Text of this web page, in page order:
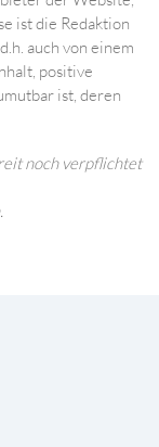
ist die Redaktion
auch von einem
positive
ist, deren
noch verpflichtet